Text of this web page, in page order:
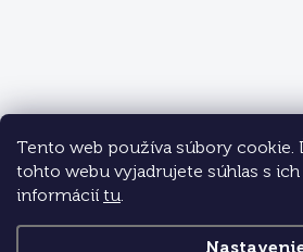
Tento web používa súbory cookie.
tohto webu vyjadrujete súhlas s
informácií tu.